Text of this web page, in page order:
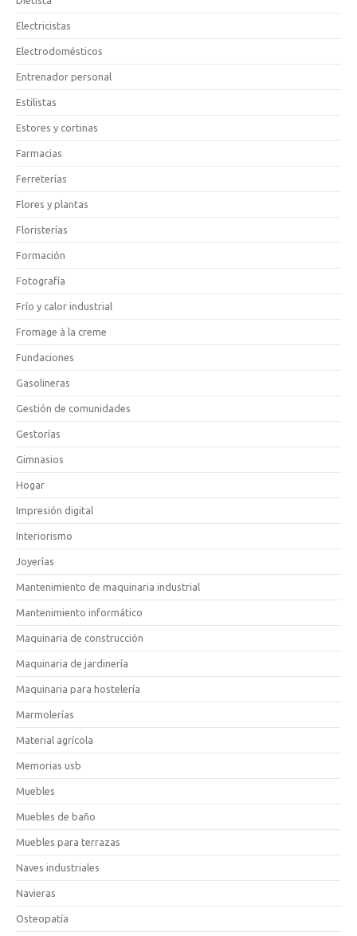
Electricistas
Electrodomésticos
Entrenador personal
Estilistas
Estores y cortinas
Farmacias
Ferreterías
Flores y plantas
Floristerías
Formación
Fotografía
Frío y calor industrial
Fromage à la creme
Fundaciones
Gasolineras
Gestión de comunidades
Gestorías
Gimnasios
Hogar
Impresión digital
Interiorismo
Joyerías
Mantenimiento de maquinaria industrial
Mantenimiento informático
Maquinaria de construcción
Maquinaria de jardinería
Maquinaria para hostelería
Marmolerías
Material agrícola
Memorias usb
Muebles
Muebles de baño
Muebles para terrazas
Naves industriales
Navieras
Osteopatía